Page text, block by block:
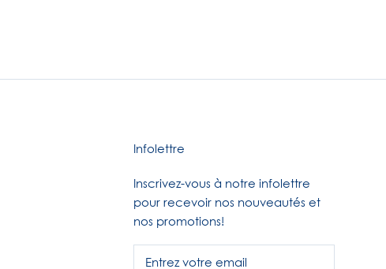
Infolettre
Inscrivez-vous à notre infolettre
pour recevoir nos nouveautés et
nos promotions!